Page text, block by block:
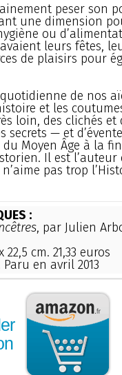
peser son
une dimension
ou
leurs fêtes,
de plaisirs pour
de nos
et les
loin, des clichés et
— et
Moyen Âge à la
Il est l’auteur
pas trop
:
, par Julien
cm. 21,33 euros
Paru en avril 2013